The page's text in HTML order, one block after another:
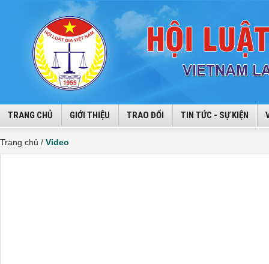
TRANG CHỦ GIỚI THIỆU TRAO ĐỔI TIN TỨC - SỰ KIỆN
Trang chủ / Video